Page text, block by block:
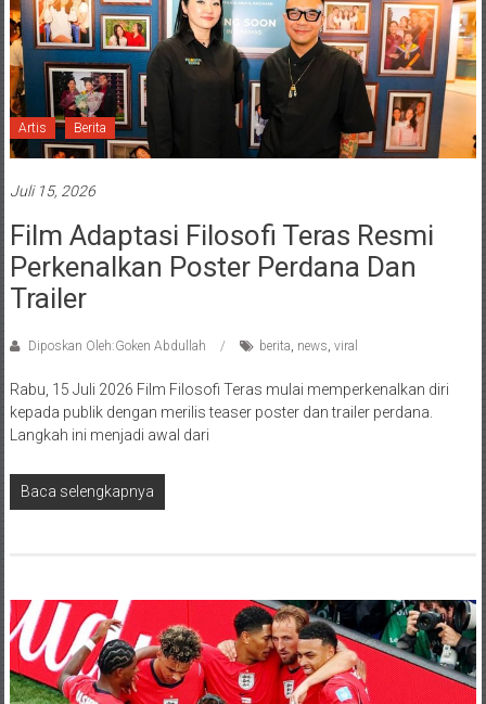
Artis Berita
Juli 15, 2026
Film Adaptasi Filosofi Teras Resmi
Perkenalkan Poster Perdana Dan
Trailer
Diposkan Oleh:Goken Abdullah berita, news, viral
Rabu, 15 Juli 2026 Film Filosofi Teras mulai memperkenalkan diri
kepada publik dengan merilis teaser poster dan trailer perdana.
Langkah ini menjadi awal dari
Baca selengkapnya